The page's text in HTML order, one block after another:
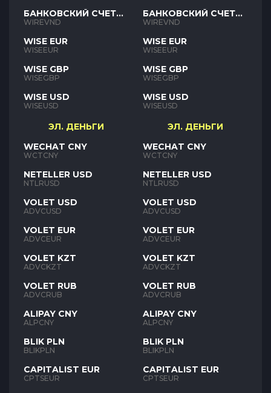
БАНКОВСКИЙ СЧЕТ
VND
WIREVND
WISE EUR
WISEEUR
WISE GBP
WISEGBP
WISE USD
WISEUSD
ЭЛ. ДЕНЬГИ
WECHAT CNY
WCTCNY
NETELLER USD
NTLRUSD
VOLET USD
ADVCUSD
VOLET EUR
ADVCEUR
VOLET KZT
ADVCKZT
VOLET RUB
ADVCRUB
ALIPAY CNY
ALPCNY
BLIK PLN
BLIKPLN
CAPITALIST EUR
CPTSEUR
БАНКОВСКИЙ СЧЕТ
VND
WIREVND
WISE EUR
WISEEUR
WISE GBP
WISEGBP
WISE USD
WISEUSD
ЭЛ. ДЕНЬГИ
WECHAT CNY
WCTCNY
NETELLER USD
NTLRUSD
VOLET USD
ADVCUSD
VOLET EUR
ADVCEUR
VOLET KZT
ADVCKZT
VOLET RUB
ADVCRUB
ALIPAY CNY
ALPCNY
BLIK PLN
BLIKPLN
CAPITALIST EUR
CPTSEUR